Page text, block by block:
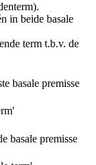
in beide basale
term t.b.v. de
basale premisse
basale premisse